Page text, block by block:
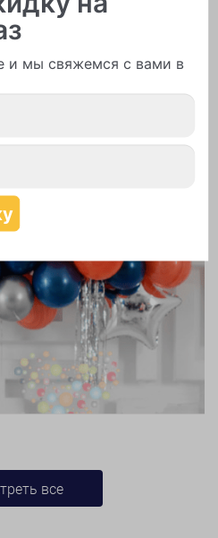
все
и мы свяжемся с вами в